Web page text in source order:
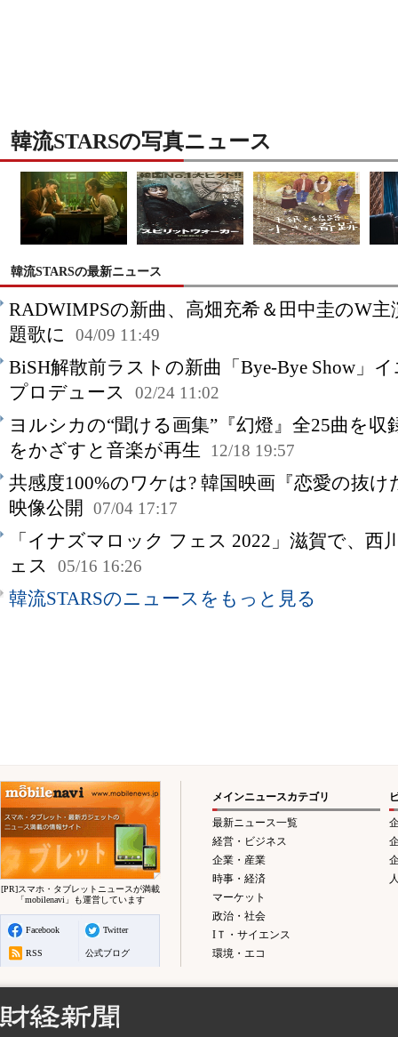
韓流STARSの写真ニュース
韓流STARSの最新ニュース
RADWIMPSの新曲、高畑充希＆田中圭のW
題歌に
04/09 11:49
BiSH解散前ラストの新曲「Bye-Bye Show」
プロデュース
02/24 11:02
ヨルシカの“聞ける画集”『幻燈』全25曲を
をかざすと音楽が再生
12/18 19:57
共感度100%のワケは? 韓国映画『恋愛の抜
映像公開
07/04 17:17
「イナズマロック フェス 2022」滋賀で、西
ェス
05/16 16:26
韓流STARSのニュースをもっと見る
[PR]スマホ・タブレットニュースが満載
「mobilenavi」も運営しています
Facebook Twitter
RSS 公式ブログ
メインニュースカテゴリ
最新ニュース一覧
経営・ビジネス
企業・産業
時事・経済
マーケット
政治・社会
IＴ・サイエンス
環境・エコ